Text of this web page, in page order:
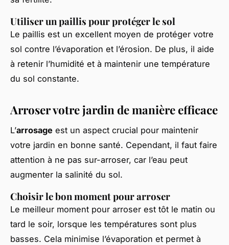
Utiliser un paillis pour protéger le sol
Le paillis est un excellent moyen de protéger votre
sol contre l’évaporation et l’érosion. De plus, il aide
à retenir l’humidité et à maintenir une température
du sol constante.
Arroser votre jardin de manière efficace
L’arrosage est un aspect crucial pour maintenir
votre jardin en bonne santé. Cependant, il faut faire
attention à ne pas sur-arroser, car l’eau peut
augmenter la salinité du sol.
Choisir le bon moment pour arroser
Le meilleur moment pour arroser est tôt le matin ou
tard le soir, lorsque les températures sont plus
basses. Cela minimise l’évaporation et permet à